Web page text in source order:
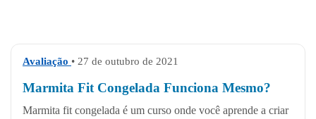
Avaliação • 27 de outubro de 2021
Marmita Fit Congelada Funciona Mesmo?
Marmita fit congelada é um curso onde você aprende a criar